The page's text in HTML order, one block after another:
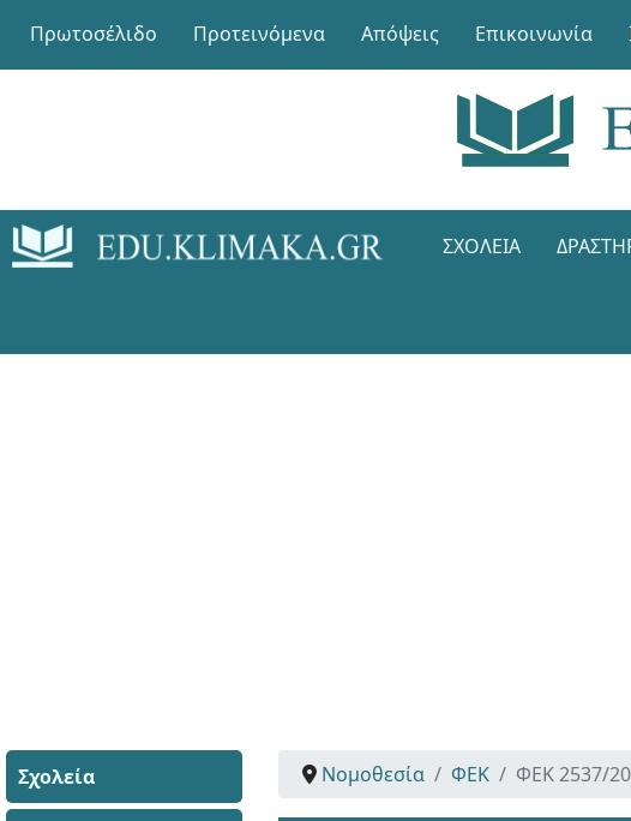
Πρωτοσέλιδο Προτεινόμενα Απόψεις Επικοινωνία
ΣΧΟΛΕΊΑ
Σχολεία Νομοθεσία ΦΕΚ ΦΕΚ 2537/